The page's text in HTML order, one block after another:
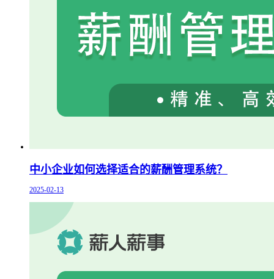
中小企业如何选择适合的薪酬管理系统？
2025-02-13